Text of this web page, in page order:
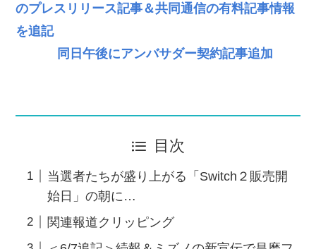
のプレスリリース記事＆共同通信の有料記事情報
を追記
同日午後にアンバサダー契約記事追加
目次
当選者たちが盛り上がる「Switch２販売開
始日」の朝に…
関連報道クリッピング